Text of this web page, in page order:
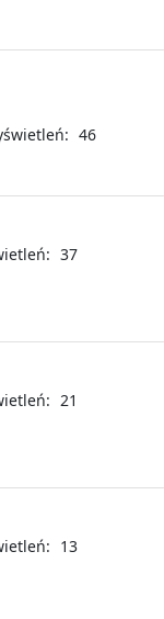
46
37
21
13